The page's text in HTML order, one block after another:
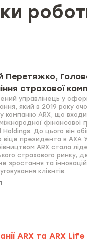
Перетяжко,
страхової
управлінець у сфері
який з 2019 року
компанію ARX, що
фінансової
Holdings. До цього він
віце президента в AXA
ARX стала
страхового ринку,
зростання та
клієнтів.
ARX та ARX